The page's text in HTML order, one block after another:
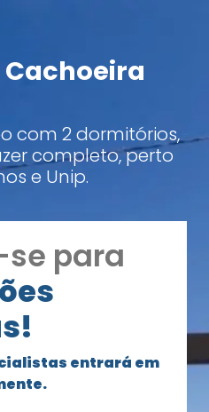
com 2 dormitórios,
completo, perto
e Unip.
para
entrará em